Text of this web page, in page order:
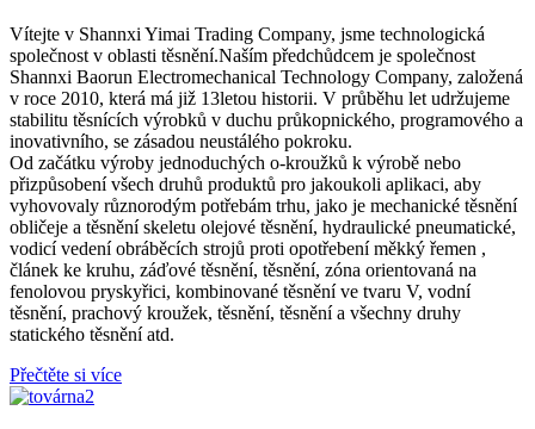
Vítejte v Shannxi Yimai Trading Company, jsme technologická
společnost v oblasti těsnění.Naším předchůdcem je společnost
Shannxi Baorun Electromechanical Technology Company, založená
v roce 2010, která má již 13letou historii. V průběhu let udržujeme
stabilitu těsnících výrobků v duchu průkopnického, programového a
inovativního, se zásadou neustálého pokroku.
Od začátku výroby jednoduchých o-kroužků k výrobě nebo
přizpůsobení všech druhů produktů pro jakoukoli aplikaci, aby
vyhovovaly různorodým potřebám trhu, jako je mechanické těsnění
obličeje a těsnění skeletu olejové těsnění, hydraulické pneumatické,
vodicí vedení obráběcích strojů proti opotřebení měkký řemen ,
článek ke kruhu, záďové těsnění, těsnění, zóna orientovaná na
fenolovou pryskyřici, kombinované těsnění ve tvaru V, vodní
těsnění, prachový kroužek, těsnění, těsnění a všechny druhy
statického těsnění atd.
Přečtěte si více